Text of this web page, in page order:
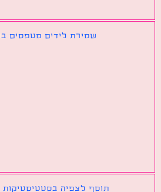
שמירת לידים מטפסים
תוסף לצפיה בסטטיסטיקות כניסה